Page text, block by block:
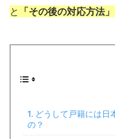
と 「その後の対応方法」
どうして戸籍には日本人同士の結婚になっている
の？